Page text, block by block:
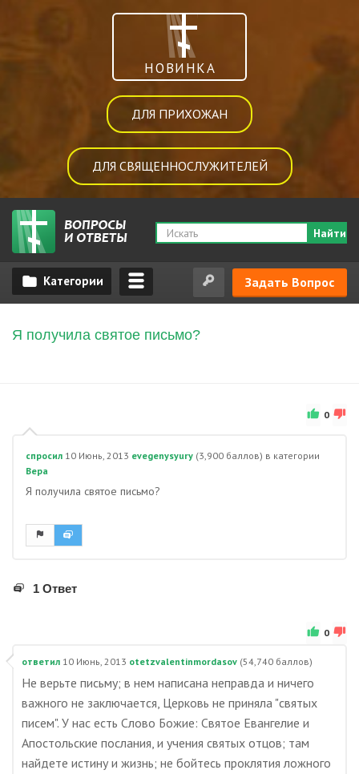
НОВИНКА
ДЛЯ ПРИХОЖАН
ДЛЯ СВЯЩЕННОСЛУЖИТЕЛЕЙ
Найти
Задать Вопрос
Я получила святое письмо?
0
спросил 10 Июнь, 2013 evegenysyury (3,900 баллов) в категории
Вера
Я получила святое письмо?
1 Ответ
0
ответил 10 Июнь, 2013 otetzvalentinmordasov (54,740 баллов)
Не верьте письму; в нем написана неправда и ничего
важного не заключается, Церковь не приняла "святых
писем". У нас есть Слово Божие: Святое Евангелие и
Апостольские послания, и учения святых отцов; там
найдете истину и жизнь; не бойтесь проклятия ложного